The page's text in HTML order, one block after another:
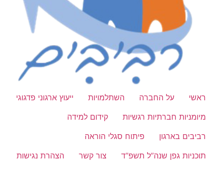
ראשי על החברה השתלמויות
ייעוץ ארגוני פדגוגי
מיומניות חברתיות רגשיות
קידום למידה
רביבים בארגון
פיתוח סגלי הוראה
תוכניות גפן שנה”ל תשפ”ד
צור קשר הצהרת נגישות